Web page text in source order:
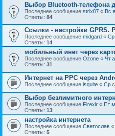
Выбор Bluetooth-телефона
Последнее сообщение strix87 « Вс
Ответы: 84
Ссылки - настройки GPRS.
Последнее сообщение midgard « Ср
Ответы: 14
мобильный инет через
Последнее сообщение Ozone « Чт
Ответы: 31
Интернет на РРС через
Последнее сообщение isquite « Ср
Выбор безлимитного
Последнее сообщение Firexir « Пт
Ответы: 13
настройка интернета
Последнее сообщение Светослав «
Ответы: 5